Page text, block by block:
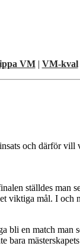
VM| VM-kval
och därför
ställdes man
viktiga mål. I och
bli en match man